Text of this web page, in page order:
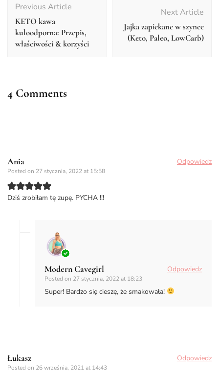
Navigation
Previous Article
KETO kawa
kuloodporna: Przepis,
właściwości & korzyści
Next Article
Jajka zapiekane w szynce
(Keto, Paleo, LowCarb)
4 Comments
Ania
Posted on 27 stycznia, 2022 at 15:58
Odpowiedz
Dziś zrobiłam tę zupę. PYCHA !!!
Modern Cavegirl
Posted on 27 stycznia, 2022 at 18:23
Odpowiedz
Super! Bardzo się cieszę, że smakowała!
Łukasz
Posted on 26 września, 2021 at 14:43
Odpowiedz